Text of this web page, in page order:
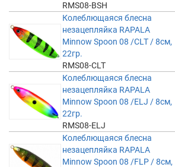
RMS08-BSH
Колеблющаяся блесна
незацепляйка RAPALA
Minnow Spoon 08 /CLT / 8см,
22гр.
RMS08-CLT
Колеблющаяся блесна
незацепляйка RAPALA
Minnow Spoon 08 /ELJ / 8см,
22гр.
RMS08-ELJ
Колеблющаяся блесна
незацепляйка RAPALA
Minnow Spoon 08 /FLP / 8см,